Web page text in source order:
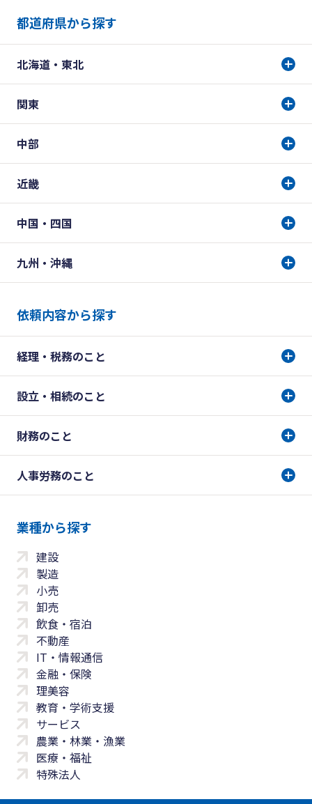
都道府県から探す
北海道・東北
関東
中部
近畿
中国・四国
九州・沖縄
依頼内容から探す
経理・税務のこと
設立・相続のこと
財務のこと
人事労務のこと
業種から探す
建設
製造
小売
卸売
飲食・宿泊
不動産
IT・情報通信
金融・保険
理美容
教育・学術支援
サービス
農業・林業・漁業
医療・福祉
特殊法人